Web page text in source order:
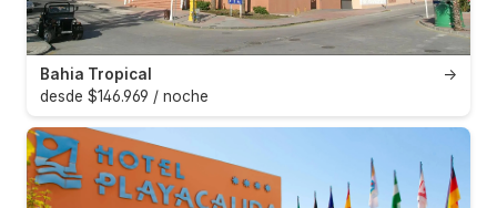
→
Bahia Tropical
desde $146.969 / noche